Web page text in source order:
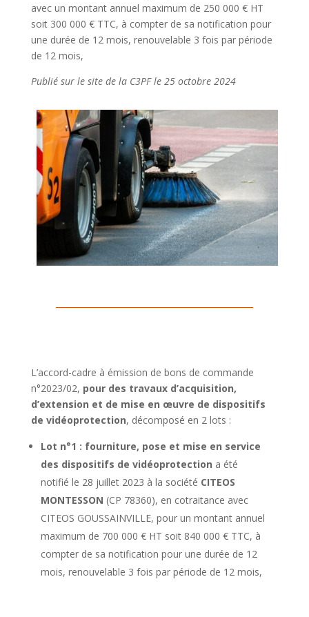
avec un montant annuel maximum de 250 000 € HT
soit 300 000 € TTC, à compter de sa notification pour
une durée de 12 mois, renouvelable 3 fois par période
de 12 mois,
Publié sur le site de la C3PF le 25 octobre 2024
L’accord-cadre à émission de bons de commande
n°2023/02, pour des travaux d’acquisition,
d’extension et de mise en œuvre de dispositifs
de vidéoprotection, décomposé en 2 lots :
Lot n°1 : fourniture, pose et mise en service
des dispositifs de vidéoprotection a été
notifié le 28 juillet 2023 à la société CITEOS
MONTESSON (CP 78360), en cotraitance avec
CITEOS GOUSSAINVILLE, pour un montant annuel
maximum de 700 000 € HT soit 840 000 € TTC, à
compter de sa notification pour une durée de 12
mois, renouvelable 3 fois par période de 12 mois,